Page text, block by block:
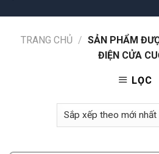
TRANG CHỦ / SẢN PHẨM
ĐIỆN CỬA
LỌC